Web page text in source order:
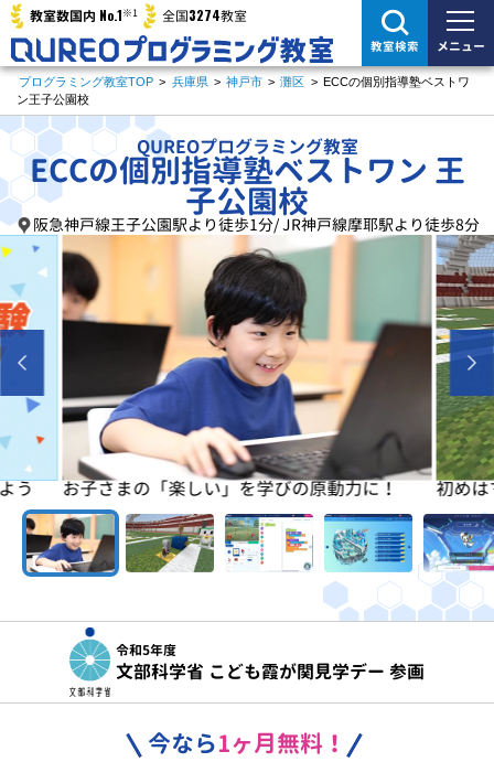
教室数国内 No.1※1 全国3274教室
教室検索 メニュー
プログラミング教室TOP > 兵庫県 > 神戸市 > 灘区 > ECCの個別指導塾ベストワ
ン王子公園校
QUREOプログラミング教室
ECCの個別指導塾ベストワン 王
子公園校
阪急神戸線王子公園駅より徒歩1分/ JR神戸線摩耶駅より徒歩8分
う お子さまの「楽しい」を学びの原動力に！ 初め
令和5年度
文部科学省 こども霞が関見学デー 参画
今なら1ヶ月無料！